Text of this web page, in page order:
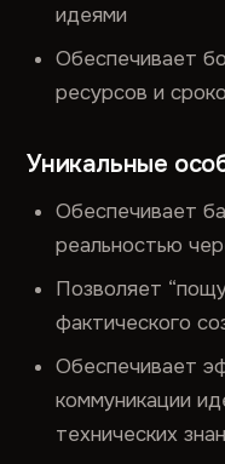
идеями
Обеспечивает
ресурсов и
Уникальные
Обеспечивает
реальностью
Позволяет
фактического
Обеспечивает
коммуникации
технических